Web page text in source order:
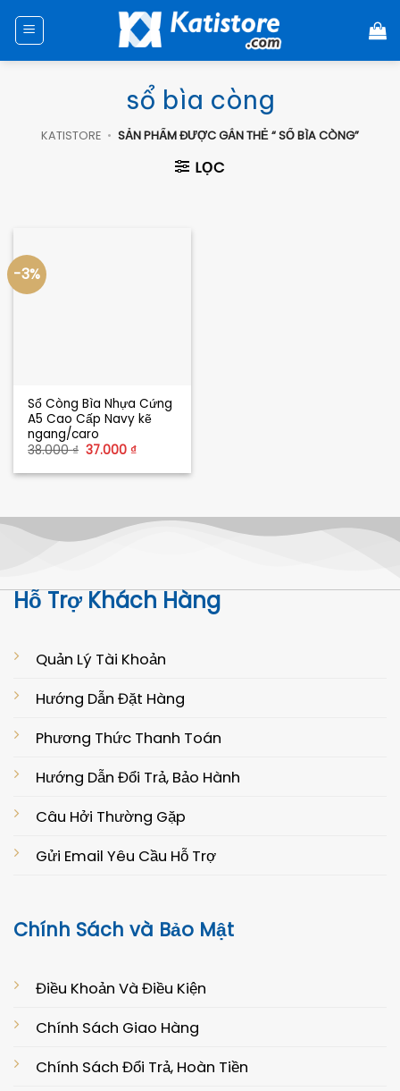
đến
sổ bìa còng
KATISTORE • SẢN PHẨM ĐƯỢC GẮN THẺ “ SỔ BÌA CÒNG”
LỌC
-3%
Sổ Còng Bìa Nhựa Cứng
A5 Cao Cấp Navy kẽ
ngang/caro
38.000₫ Giá
là:
37.000 ₫Giá
tại
Hỗ Trợ Khách Hàng
Quản Lý Tài Khoản
Hướng Dẫn Đặt Hàng
Phương Thức Thanh Toán
Hướng Dẫn Đổi Trả, Bảo Hành
Câu Hởi Thường Gặp
Gửi Email Yêu Cầu Hỗ Trợ
Chính Sách và Bảo Mật
Điều Khoản Và Điều Kiện
Chính Sách Giao Hàng
Chính Sách Đổi Trả, Hoàn Tiền